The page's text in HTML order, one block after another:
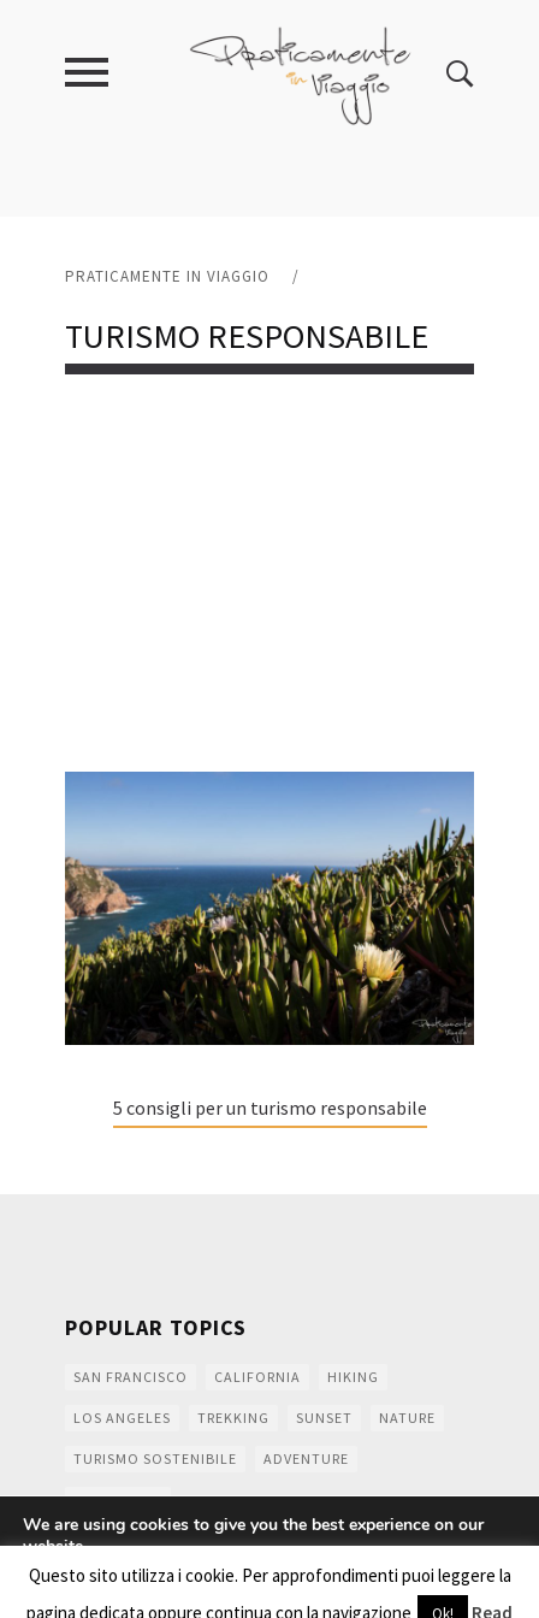
PRATICAMENTE IN VIAGGIO /
TURISMO RESPONSABILE
5 consigli per un turismo responsabile
POPULAR TOPICS
SAN FRANCISCO CALIFORNIA HIKING
LOS ANGELES TREKKING SUNSET NATURE
TURISMO SOSTENIBILE ADVENTURE
MOUNTAINS
Copyright ©2016- Praticamente in viaggio. All rights
Questo sito utilizza i cookie. Per approfondimenti puoi leggere la
pagina dedicata oppure continua con la navigazione
Ok! Read
We are using cookies to give you the best experience on our
website.
You can find out more about which cookies we are using or
switch them off insettings.